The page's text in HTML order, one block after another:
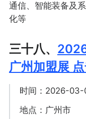
通信、智能装备及
化等
三十八、
广州加盟展
时间：2026-
地点：广州市